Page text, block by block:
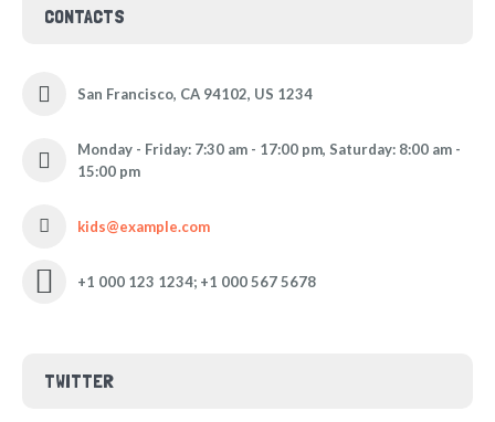
CONTACTS
San Francisco, CA 94102, US 1234
Monday - Friday: 7:30 am - 17:00 pm, Saturday: 8:00 am -
15:00 pm
kids@example.com
+1 000 123 1234; +1 000 567 5678
TWITTER